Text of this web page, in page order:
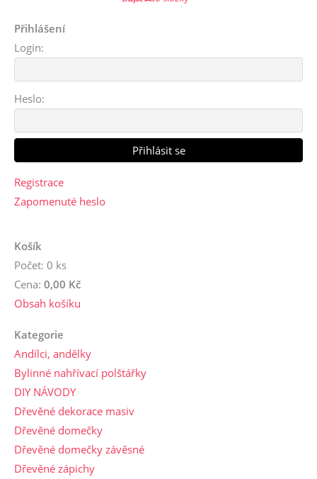
Přihlášení
Login:
Heslo:
Registrace
Zapomenuté heslo
Košík
Počet: 0 ks
Cena: 0,00 Kč
Obsah košíku
Kategorie
Andílci, andělky
Bylinné nahřívací polštářky
DIY NÁVODY
Dřevěné dekorace masiv
Dřevěné domečky
Dřevěné domečky závěsné
Dřevěné zápichy